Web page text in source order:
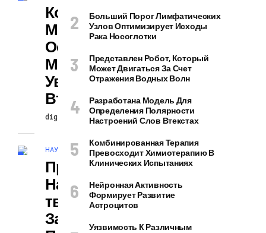
Количество
Микропластика,
Осевшего На
Морском Дне,
Увеличилось
Втрое За 20 Лет
digiversion 28.02.2025
НАУКА И ТЕХНОЛОГИИ
Процесс
Нанопроизводс
Тва Сокращает
Затраты На
Больший Порог Лимфатических
Узлов Оптимизирует Исходы
Рака Носоглотки
Представлен Робот, Который
Может Двигаться За Счет
Отражения Водных Волн
Разработана Модель Для
Определения Полярности
Настроений Слов Втекстах
Комбинированная Терапия
Превосходит Химиотерапию В
Клинических Испытаниях
Нейронная Активность
Формирует Развитие
Астроцитов
Уязвимость К Различным